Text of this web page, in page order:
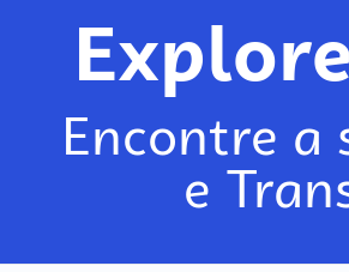
Explore
Encontre a
e